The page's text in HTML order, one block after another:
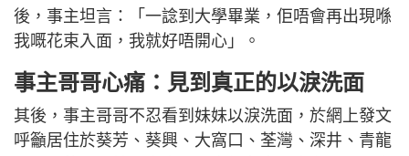
後，事主坦言：「一諗到大學畢業，佢唔會再出現喺
我嘅花束入面，我就好唔開心」。
事主哥哥心痛：見到真正的以淚洗面
其後，事主哥哥不忍看到妹妹以淚洗面，於網上發文
呼籲居住於葵芳、葵興、大窩口、荃灣、深井、青龍